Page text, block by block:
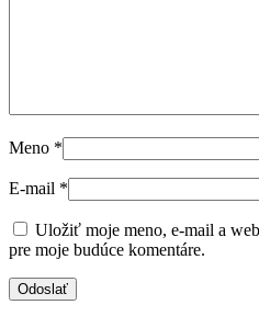
Meno *
E-mail *
Uložiť moje meno, e-mail a
pre moje budúce komentáre.